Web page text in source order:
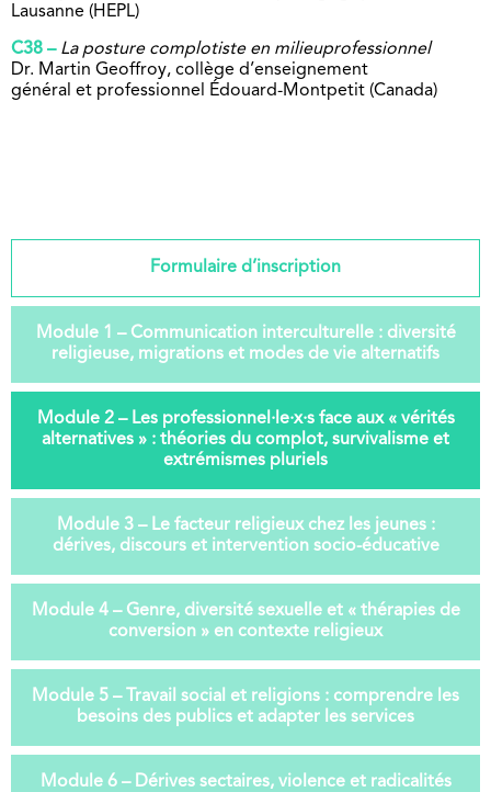
Lausanne (HEPL)
C38 – La posture complotiste en milieuprofessionnel
Dr. Martin Geoffroy, collège d’enseignement
général et professionnel Édouard-Montpetit (Canada)
Formulaire d’inscription
Module 1 – Communication interculturelle : diversité
religieuse, migrations et modes de vie alternatifs
Module 2 – Les professionnel·le·x·s face aux « vérités
alternatives » : théories du complot, survivalisme et
extrémismes pluriels
Module 3 – Le facteur religieux chez les jeunes :
dérives, discours et intervention socio-éducative
Module 4 – Genre, diversité sexuelle et « thérapies de
conversion » en contexte religieux
Module 5 – Travail social et religions : comprendre les
besoins des publics et adapter les services
Module 6 – Dérives sectaires, violence et radicalités